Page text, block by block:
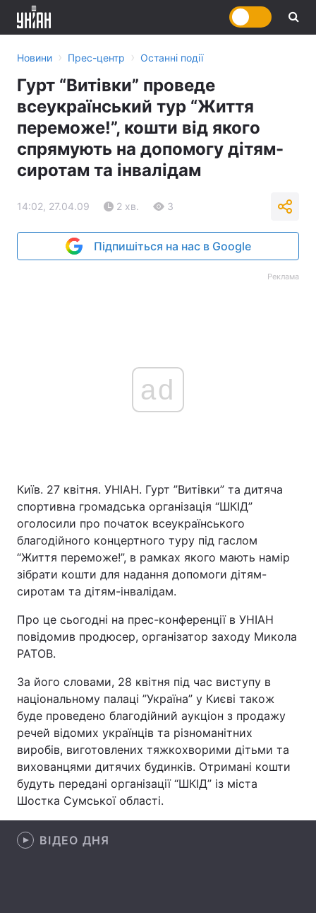
Головна Війна
Україна Політика
Економіка Світ
Спорт Наука
Техно і зв'язок Лайт
Зброя
Новини › Прес-центр › Останні події
Гурт “Витівки” проведе
всеукраїнський тур “Життя
переможе!”, кошти від якого
спрямують на допомогу дітям-
сиротам та інвалідам
14:02, 27.04.09 2 хв. 3
Підпишіться на нас в Google
Реклама
ad
Київ. 27 квітня. УНІАН. Гурт ”Витівки” та дитяча
спортивна громадська організація “ШКІД”
оголосили про початок всеукраїнського
благодійного концертного туру під гаслом
“Життя переможе!”, в рамках якого мають намір
зібрати кошти для надання допомоги дітям-
сиротам та дітям-інвалідам.
Про це сьогодні на прес-конференції в УНІАН
повідомив продюсер, організатор заходу Микола
РАТОВ.
За його словами, 28 квітня під час виступу в
національному палаці ”Україна” у Києві також
буде проведено благодійний аукціон з продажу
речей відомих українців та різноманітних
виробів, виготовлених тяжкохворими дітьми та
вихованцями дитячих будинків. Отримані кошти
будуть передані організації “ШКІД” із міста
Шостка Сумської області.
ВІДЕО ДНЯ